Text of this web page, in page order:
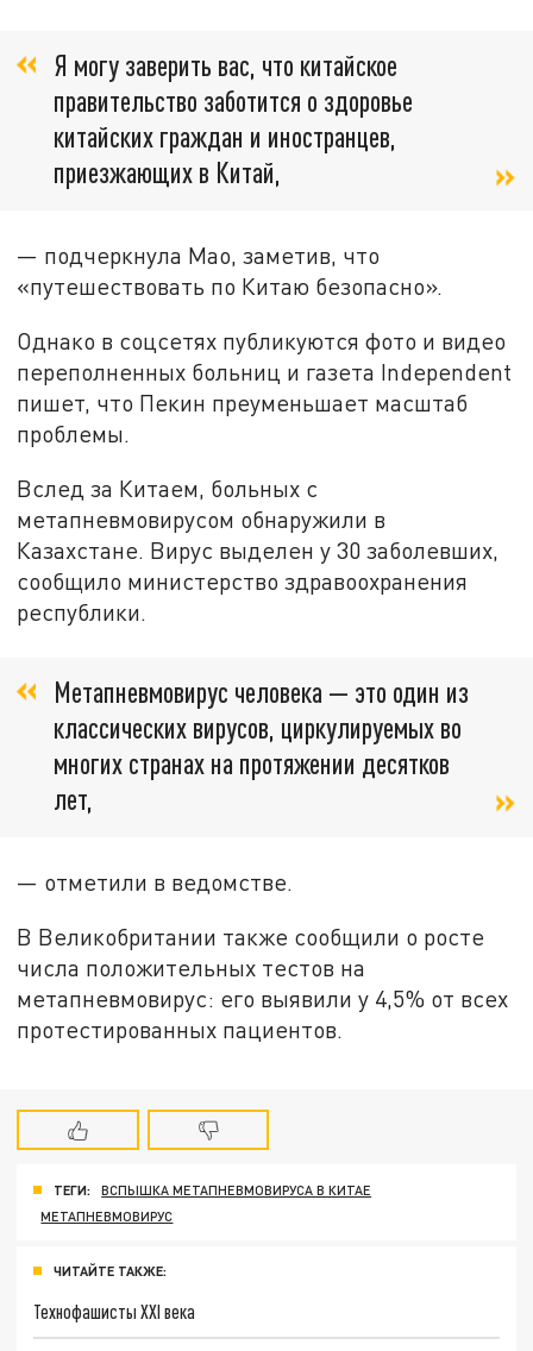
Я могу заверить вас, что китайское
правительство заботится о здоровье
китайских граждан и иностранцев,
приезжающих в Китай,
— подчеркнула Мао, заметив, что
«путешествовать по Китаю безопасно».
Однако в соцсетях публикуются фото и видео
переполненных больниц и газета Independent
пишет, что Пекин преуменьшает масштаб
проблемы.
Вслед за Китаем, больных с
метапневмовирусом обнаружили в
Казахстане. Вирус выделен у 30 заболевших,
сообщило министерство здравоохранения
республики.
Метапневмовирус человека — это один из
классических вирусов, циркулируемых во
многих странах на протяжении десятков
лет,
— отметили в ведомстве.
В Великобритании также сообщили о росте
числа положительных тестов на
метапневмовирус: его выявили у 4,5% от всех
протестированных пациентов.
ТЕГИ:
ВСПЫШКА МЕТАПНЕВМОВИРУСА В КИТАЕ
МЕТАПНЕВМОВИРУС
ЧИТАЙТЕ ТАКЖЕ:
Технофашисты XXI века